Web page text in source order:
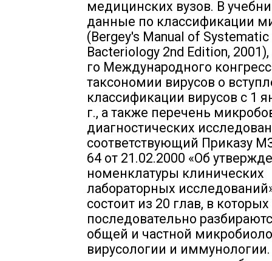
медицинских вузов. В
данные по классификации
(Bergey's Manual of Systematic
Bacteriology 2nd Edition,
го Международного
таксономии вирусов о
классификации вирусов с 1
г., а также перечень
диагностических
соответствующий Приказу
64 от 21.02.2000 «Об
номенклатуры клинических
лабораторных
состоит из 20 глав, в которых
последовательно
общей и частной
вирусологии и